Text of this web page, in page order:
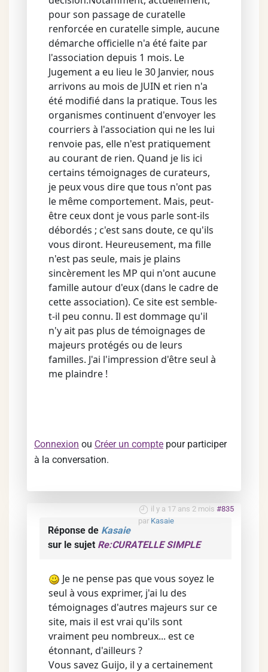
pour son passage de curatelle
renforcée en curatelle simple, aucune
démarche officielle n'a été faite par
l'association depuis 1 mois. Le
Jugement a eu lieu le 30 Janvier, nous
arrivons au mois de JUIN et rien n'a
été modifié dans la pratique. Tous les
organismes continuent d'envoyer les
courriers à l'association qui ne les lui
renvoie pas, elle n'est pratiquement
au courant de rien. Quand je lis ici
certains témoignages de curateurs,
je peux vous dire que tous n'ont pas
le même comportement. Mais, peut-
être ceux dont je vous parle sont-ils
débordés ; c'est sans doute, ce qu'ils
vous diront. Heureusement, ma fille
n'est pas seule, mais je plains
sincèrement les MP qui n'ont aucune
famille autour d'eux (dans le cadre de
cette association). Ce site est semble-
t-il peu connu. Il est dommage qu'il
n'y ait pas plus de témoignages de
majeurs protégés ou de leurs
familles. J'ai l'impression d'être seul à
me plaindre !
Connexion ou Créer un compte pour participer
à la conversation.
il y a 17 ans 2 mois #835
par Kasaie
Réponse de Kasaie
sur le sujet Re:CURATELLE SIMPLE
Je ne pense pas que vous soyez le
seul à vous exprimer, j'ai lu des
témoignages d'autres majeurs sur ce
site, mais il est vrai qu'ils sont
vraiment peu nombreux... est ce
étonnant, d'ailleurs ?
Vous savez Guijo, il y a certainement